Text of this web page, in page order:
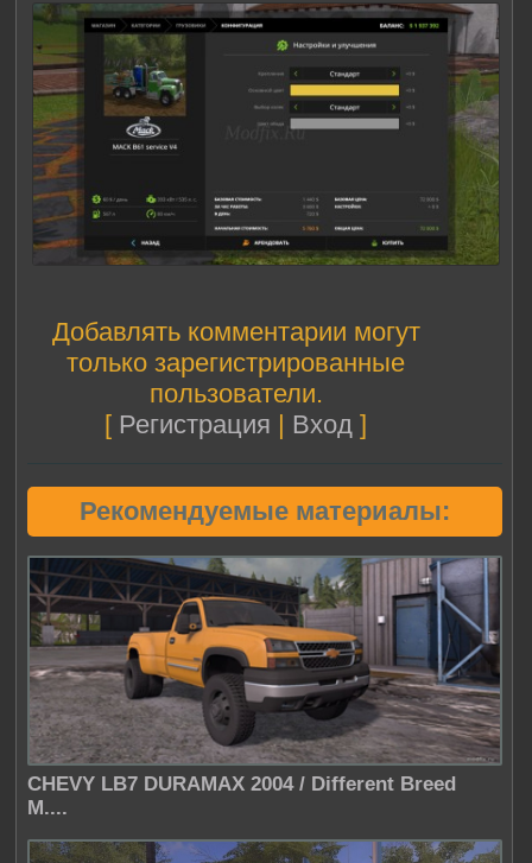
Добавлять комментарии могут
только зарегистрированные
пользователи.
[ Регистрация | Вход ]
Рекомендуемые материалы:
CHEVY LB7 DURAMAX 2004 / Different Breed
M....